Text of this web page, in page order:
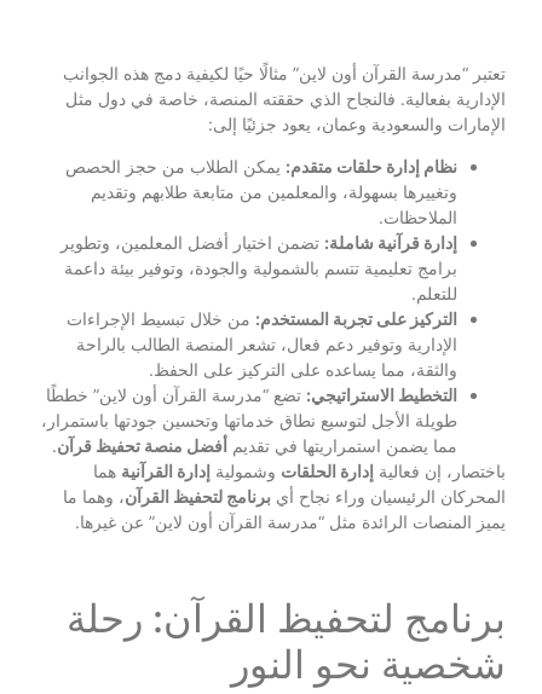
تعتبر “مدرسة القرآن أون لاين” مثالًا حيًا لكيفية دمج هذه الجوانب
الإدارية بفعالية. فالنجاح الذي حققته المنصة، خاصة في دول مثل
الإمارات والسعودية وعمان، يعود جزئيًا إلى:
نظام إدارة حلقات متقدم: يمكن الطلاب من حجز الحصص
وتغييرها بسهولة، والمعلمين من متابعة طلابهم وتقديم
الملاحظات.
إدارة قرآنية شاملة: تضمن اختيار أفضل المعلمين، وتطوير
برامج تعليمية تتسم بالشمولية والجودة، وتوفير بيئة داعمة
للتعلم.
التركيز على تجربة المستخدم: من خلال تبسيط الإجراءات
الإدارية وتوفير دعم فعال، تشعر المنصة الطالب بالراحة
والثقة، مما يساعده على التركيز على الحفظ.
التخطيط الاستراتيجي: تضع “مدرسة القرآن أون لاين” خططًا
طويلة الأجل لتوسيع نطاق خدماتها وتحسين جودتها باستمرار،
مما يضمن استمراريتها في تقديم أفضل منصة تحفيظ قرآن.
باختصار، إن فعالية إدارة الحلقات وشمولية إدارة القرآنية هما
المحركان الرئيسيان وراء نجاح أي برنامج لتحفيظ القرآن، وهما ما
يميز المنصات الرائدة مثل “مدرسة القرآن أون لاين” عن غيرها.
برنامج لتحفيظ القرآن: رحلة
شخصية نحو النور